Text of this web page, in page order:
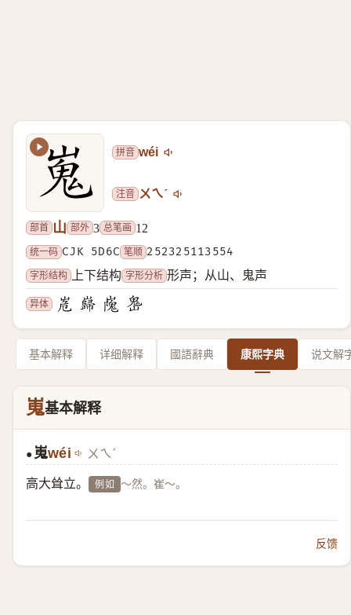
拼音 wéi
注音 ㄨㄟˊ
部首 山 部外 3 总笔画 12
统一码 CJK 5D6C 笔顺 252325113554
字形结构
上下结构 字形分析 形声；从山、鬼声
异体
基本解释 详细解释 國語辭典 康熙字典 说文解
嵬基本解释
●嵬wéi ㄨㄟˊ
高大耸立。 例如 ～然。崔～。
反馈